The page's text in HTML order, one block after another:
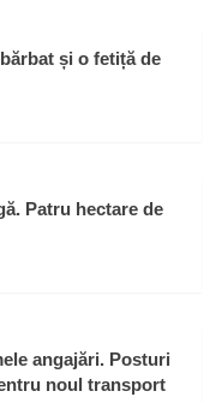
și o fetiță de
Patru hectare de
angajări. Posturi
noul transport